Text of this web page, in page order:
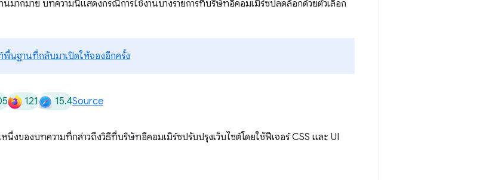
มากมาย บทความนี้แสดงกรณีการใช้งานบางรายการที่บริษัทอีคอมเมิร์ซปลดล็อกด้วยตัวเลือก
นฐานที่กลับมาเปิดให้จองอีกครั้ง
121 15.4Source
งของบทความที่กล่าวถึงวิธีที่บริษัทอีคอมเมิร์ซปรับปรุงเว็บไซต์โดยใช้ฟีเจอร์ CSS และ UI